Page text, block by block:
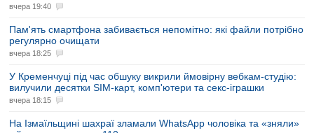
вчера 19:40
Пам'ять смартфона забивається непомітно: які файли потрібно
регулярно очищати
вчера 18:25
У Кременчуці під час обшуку викрили ймовірну вебкам-студію:
вилучили десятки SIM-карт, комп'ютери та секс-іграшки
вчера 18:15
На Ізмаїльщині шахраї зламали WhatsApp чоловіка та «зняли»